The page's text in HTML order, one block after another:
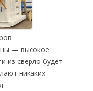
— высокое
из сверло будет
никаких